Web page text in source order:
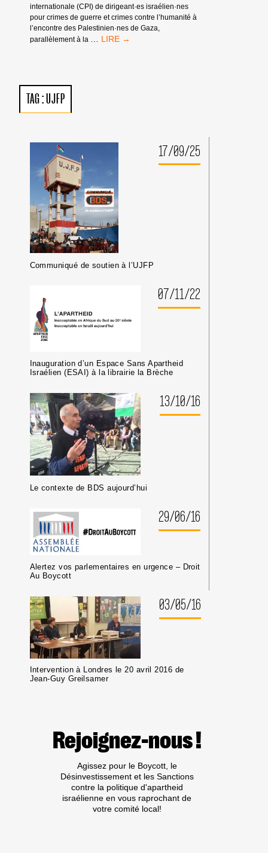
internationale (CPI) de dirigeant·es israélien·nes
pour crimes de guerre et crimes contre l’humanité à
l’encontre des Palestinien·nes de Gaza,
parallèlement à la
MANDATS
PRÉSUMÉ·ES
DANS
LES
MILIEUX
UNIVERSITAIRES
OU
CULTURELS
TAG :UJFP
17/09/25
Communiqué de soutien à l’UJFP
07/11/22
Inauguration d’un Espace Sans Apartheid
Israélien (ESAI) à la librairie la Brèche
13/10/16
Le contexte de BDS aujourd’hui
29/06/16
Alertez vos parlementaires en urgence – Droit
Au Boycott
03/05/16
Intervention à Londres le 20 avril 2016 de
Jean-Guy Greilsamer
Rejoignez-nous !
Agissez pour le Boycott, le
Désinvestissement et les Sanctions
contre la politique d'apartheid
israélienne en vous raprochant de
votre comité local!